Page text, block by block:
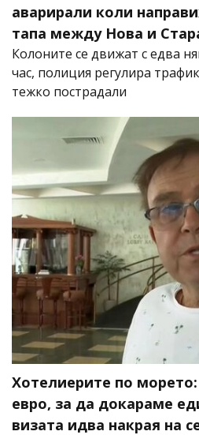
аварирали коли
тапа между Нова и
Колоните се движат с едва
час, полиция регулира
тежко пострадали
Хотелиерите по
евро, за да докараме
визата идва накрая на